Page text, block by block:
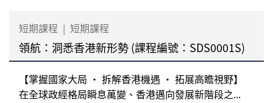
短期課程 | 短期課程
領航：洞悉香港新形勢 (課程編號：SDS0001S)
【掌握國家大局 ‧ 拆解香港機遇 ‧ 拓展高瞻視野】
在全球政經格局瞬息萬變、香港邁向發展新階段之...